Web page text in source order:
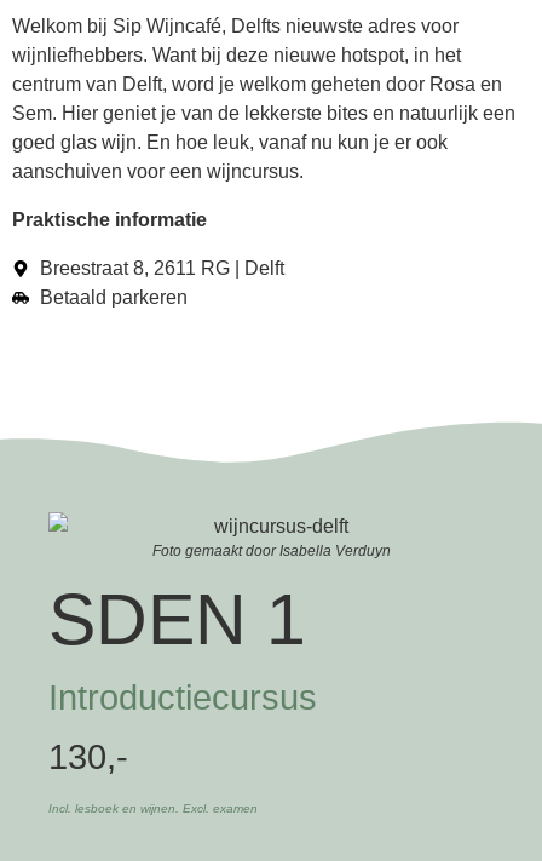
Welkom bij Sip Wijncafé, Delfts nieuwste adres voor
wijnliefhebbers. Want bij deze nieuwe hotspot, in het
centrum van Delft, word je welkom geheten door Rosa en
Sem. Hier geniet je van de lekkerste bites en natuurlijk een
goed glas wijn. En hoe leuk, vanaf nu kun je er ook
aanschuiven voor een wijncursus.
Praktische informatie
Breestraat 8, 2611 RG | Delft
Betaald parkeren
SDEN 1
Introductiecursus
130,-
Incl. lesboek en wijnen. Excl. examen
Foto gemaakt door Isabella Verduyn